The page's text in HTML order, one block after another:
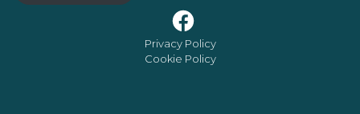
Privacy Policy
Cookie Policy